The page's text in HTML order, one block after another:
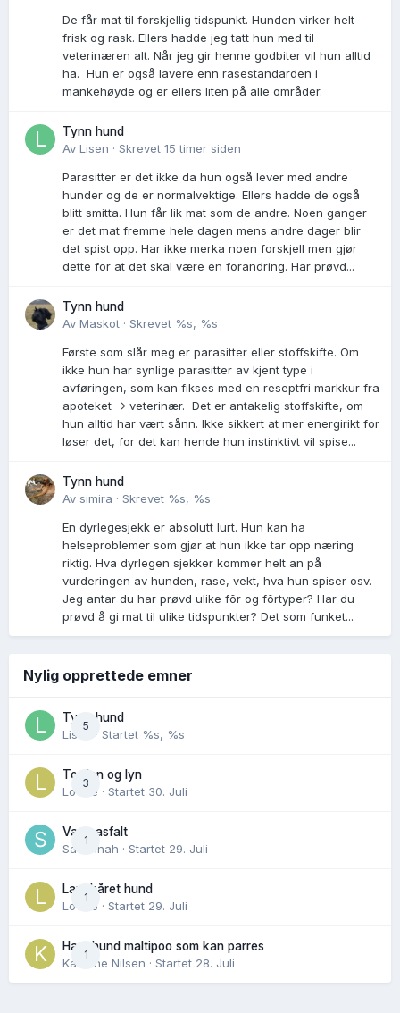
De får mat til forskjellig tidspunkt. Hunden virker helt
frisk og rask. Ellers hadde jeg tatt hun med til
veterinæren alt. Når jeg gir henne godbiter vil hun alltid
ha. Hun er også lavere enn rasestandarden i
mankehøyde og er ellers liten på alle områder.
Tynn hund
Av Lisen · Skrevet 15 timer siden
Parasitter er det ikke da hun også lever med andre
hunder og de er normalvektige. Ellers hadde de også
blitt smitta. Hun får lik mat som de andre. Noen ganger
er det mat fremme hele dagen mens andre dager blir
det spist opp. Har ikke merka noen forskjell men gjør
dette for at det skal være en forandring. Har prøvd...
Tynn hund
Av Maskot · Skrevet %s, %s
Første som slår meg er parasitter eller stoffskifte. Om
ikke hun har synlige parasitter av kjent type i
avføringen, som kan fikses med en reseptfri markkur fra
apoteket -> veterinær. Det er antakelig stoffskifte, om
hun alltid har vært sånn. Ikke sikkert at mer energirikt for
løser det, for det kan hende hun instinktivt vil spise...
Tynn hund
Av simira · Skrevet %s, %s
En dyrlegesjekk er absolutt lurt. Hun kan ha
helseproblemer som gjør at hun ikke tar opp næring
riktig. Hva dyrlegen sjekker kommer helt an på
vurderingen av hunden, rase, vekt, hva hun spiser osv.
Jeg antar du har prøvd ulike fõr og fõrtyper? Har du
prøvd å gi mat til ulike tidspunkter? Det som funket...
Nylig opprettede emner
5
Tynn hund
Lisen
· Startet %s, %s
3
Torden og lyn
Lovise · Startet 30. Juli
1
Varm asfalt
Savannah · Startet 29. Juli
1
Langhåret hund
Lovise · Startet 29. Juli
1
Hannhund maltipoo som kan parres
Karoline Nilsen · Startet 28. Juli